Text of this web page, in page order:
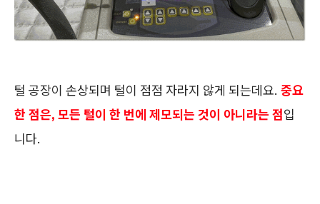
털 공장이 손상되며 털이 점점 자라지 않게 되는데요. 중요
한 점은, 모든 털이 한 번에 제모되는 것이 아니라는 점입
니다.